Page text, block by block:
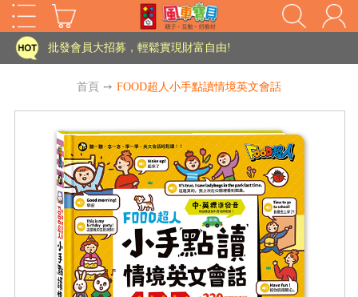
HOT
家長樂了!「風車書版集團暨FOOD超人企業總部」目前正興建中!
批發會員大招募，輕鬆實現財富自由!
老師您好!!幼教會員火熱招募中~
海外購物免煩惱！點我查看『海外購物流程說明』
批發會員大招募，輕鬆實現財富自由!
老師您好!!幼教會員火熱招募中~
首頁 ➙ FOOD超人小手點讀情境英文會話